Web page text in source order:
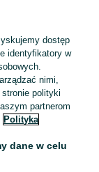
dostęp
identyfikatory w
nimi,
polityki
partnerom
Polityka
dane w celu